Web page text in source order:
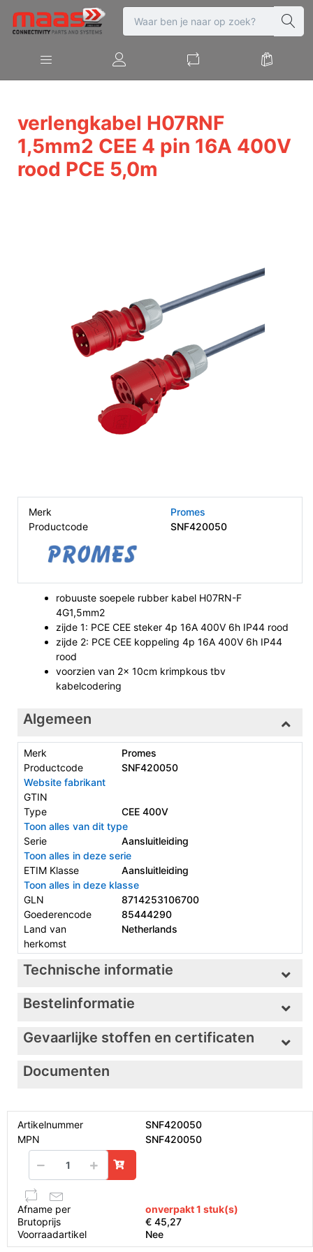
verlengkabel H07RNF
1,5mm2 CEE 4 pin 16A 400V
rood PCE 5,0m
Merk
Promes
Productcode
SNF420050
robuuste soepele rubber kabel H07RN-F
4G1,5mm2
zijde 1: PCE CEE steker 4p 16A 400V 6h IP44 rood
zijde 2: PCE CEE koppeling 4p 16A 400V 6h IP44
rood
voorzien van 2x 10cm krimpkous tbv
kabelcodering
Algemeen
Merk
Promes
Productcode
SNF420050
Website fabrikant
GTIN
Type
CEE 400V
Toon alles van dit type
Serie
Aansluitleiding
Toon alles in deze serie
ETIM Klasse
Aansluitleiding
Toon alles in deze klasse
GLN
8714253106700
Goederencode
85444290
Land van
herkomst
Netherlands
Technische informatie
Bestelinformatie
Gevaarlijke stoffen en certificaten
Documenten
Artikelnummer
SNF420050
MPN
SNF420050
Afname per
onverpakt 1 stuk(s)
Brutoprijs
€ 45,27
Voorraadartikel
Nee